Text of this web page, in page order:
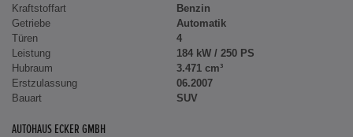
Kraftstoffart
Benzin
Getriebe
Automatik
Türen
4
Leistung
184 kW / 250 PS
Hubraum
3.471 cm³
Erstzulassung
06.2007
Bauart
SUV
AUTOHAUS ECKER GMBH